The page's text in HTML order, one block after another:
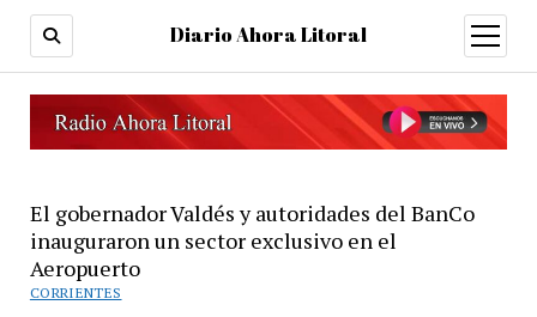
Diario Ahora Litoral
open
menu
El gobernador Valdés y autoridades del BanCo
inauguraron un sector exclusivo en el
Aeropuerto
CORRIENTES